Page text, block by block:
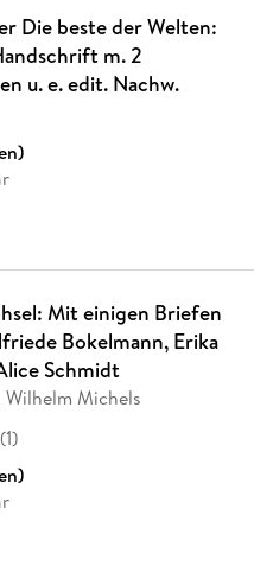
Die beste der Welten:
m. 2
u. e. edit. Nachw.
Mit einigen Briefen
Bokelmann, Erika
Schmidt
Michels
(1)